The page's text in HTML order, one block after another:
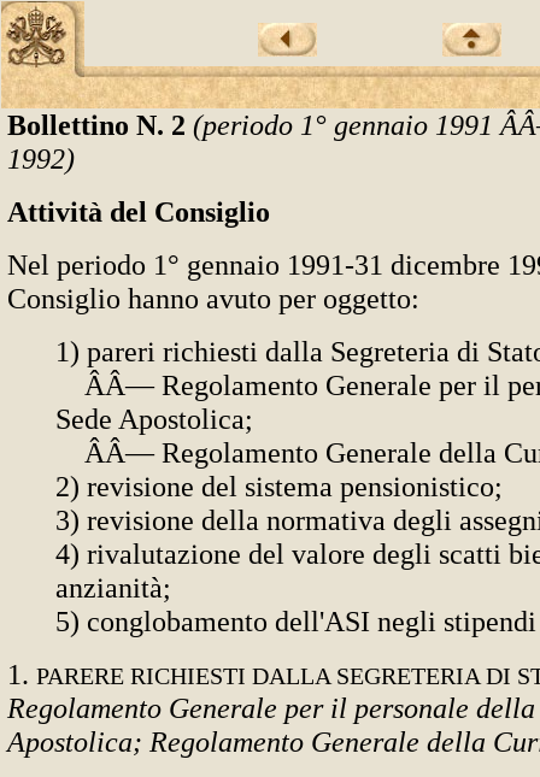
Bollettino N. 2 (periodo 1° gennaio 1991
1992)
Attività del Consiglio
Nel periodo 1° gennaio 1991-31 dicembre
Consiglio hanno avuto per oggetto:
1) pareri richiesti dalla Segreteria di
ÂÂ— Regolamento Generale per il
Sede Apostolica;
ÂÂ— Regolamento Generale della
2) revisione del sistema pensionistico;
3) revisione della normativa degli
4) rivalutazione del valore degli scatti
anzianità;
5) conglobamento dell'ASI negli
1. PARERE RICHIESTI DALLA SEGRETERIA DI
Regolamento Generale per il personale della
Apostolica; Regolamento Generale della